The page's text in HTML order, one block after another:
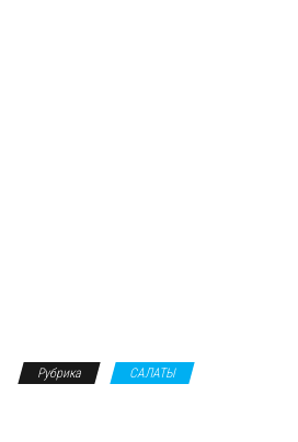
Рубрика САЛАТЫ